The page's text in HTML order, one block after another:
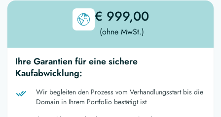
€ 999,00
(ohne MwSt.)
Ihre Garantien für eine sichere
Kaufabwicklung:
Wir begleiten den Prozess vom Verhandlungsstart bis die
Domain in Ihrem Portfolio bestätigt ist